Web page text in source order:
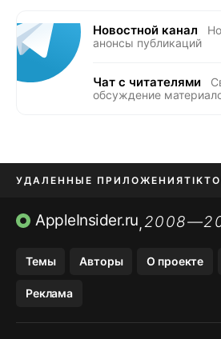
Новостной канал
анонсы публикаций
Чат с читателями
обсуждение
УДАЛЕННЫЕ ПРИЛОЖЕНИЯ
ПРИЛОЖЕНИЯ БЕЗ APP STORE
AppleInsider.ru,
Темы Авторы О проекте
Реклама